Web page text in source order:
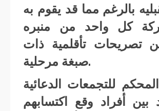
بالرغم مما قد يقوم به
كل واحد من منبره
تصريحات تأقلمية ذات
صبغة مرحلية.
للتجمعات الدعائية
بين أفراد وقع اكتسابهم